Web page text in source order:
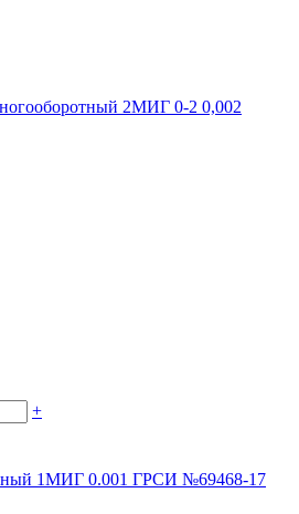
2МИГ 0-2 0,002
+
1МИГ 0.001 ГРСИ №69468-17